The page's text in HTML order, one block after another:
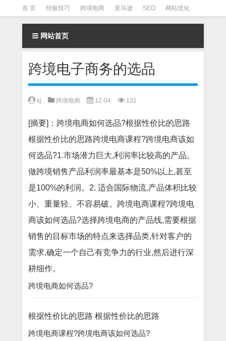
首 页 经验技巧 跨境电商 亚马逊 SEO 网站优化
Facebook营销 Facebook广告 facebook营销技巧
instagram营销
网站首页
跨境电子商务的选品
kj 跨境电商 12-04 131
[摘要]：跨境电商如何选品?根据性价比的思路
根据性价比的思路跨境电商课程?跨境电商该如
何选品?1.市场潜力巨大,利润率比较高的产品。
做跨境销售产品利润率最基本是50%以上,甚至
是100%的利润。2. 适合国际物流,产品体积比较
小、重量轻、不容易破。跨境电商课程?跨境电
商该如何选品?选择跨境电商的产品线,需要根据
销售的目标市场的特点来选择品类,针对客户的
需求,确定一个自己有竞争力的行业,然后进行深
耕细作。
跨境电商如何选品?
根据性价比的思路 根据性价比的思路
跨境电商课程?跨境电商该如何选品?